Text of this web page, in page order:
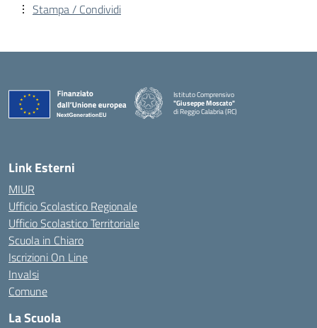
Stampa / Condividi
Istituto Comprensivo
"Giuseppe Moscato"
di Reggio Calabria (RC)
— Visita la pagina iniziale della scuola
Link Esterni
MIUR
Ufficio Scolastico Regionale
Ufficio Scolastico Territoriale
Scuola in Chiaro
Iscrizioni On Line
Invalsi
Comune
La Scuola